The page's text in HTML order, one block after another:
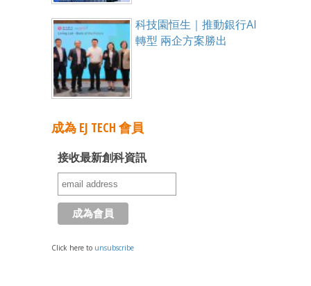
科技園恒生｜推動銀行AI
轉型 兩企方案勝出
成為 EJ TECH 會員
接收最新創科資訊
Click here to unsubscribe